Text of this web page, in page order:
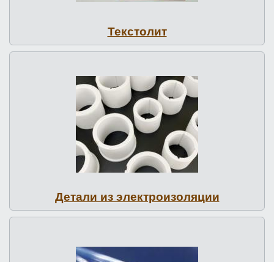
Текстолит
Детали из элект­ро­изо­ляции